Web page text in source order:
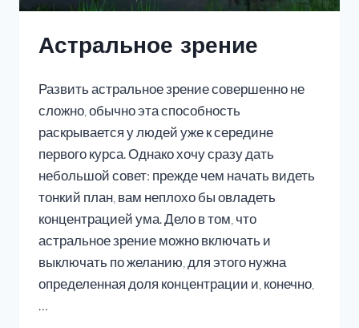
Астральное зрение
Развить астральное зрение совершенно не
сложно, обычно эта способность
раскрывается у людей уже к середине
первого курса. Однако хочу сразу дать
небольшой совет: прежде чем начать видеть
тонкий план, вам неплохо бы овладеть
концентрацией ума. Дело в том, что
астральное зрение можно включать и
выключать по желанию, для этого нужна
определенная доля концентрации и, конечно,
…